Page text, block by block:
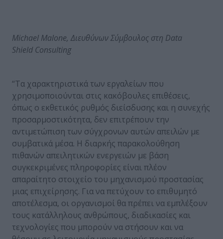
Michael Malone, Διευθύνων Σύμβουλος στη Data
Shield Consulting
“Τα χαρακτηριστικά των εργαλείων που
χρησιμοποιούνται στις κακόβουλες επιθέσεις,
όπως ο εκθετικός ρυθμός διείσδυσης και η συνεχής
προσαρμοστικότητα, δεν επιτρέπουν την
αντιμετώπιση των σύγχρονων αυτών απειλών με
συμβατικά μέσα. Η διαρκής παρακολούθηση
πιθανών απειλητικών ενεργειών με βάση
συγκεκριμένες πληροφορίες είναι πλέον
απαραίτητο στοιχείο του μηχανισμού προστασίας
μιας επιχείρησης. Για να πετύχουν το επιθυμητό
αποτέλεσμα, οι οργανισμοί θα πρέπει να εμπλέξουν
τους κατάλληλους ανθρώπους, διαδικασίες και
τεχνολογίες που μπορούν να στήσουν και να